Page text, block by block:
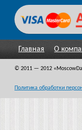
Главная О
© 2011 — 2012
Политика обработки